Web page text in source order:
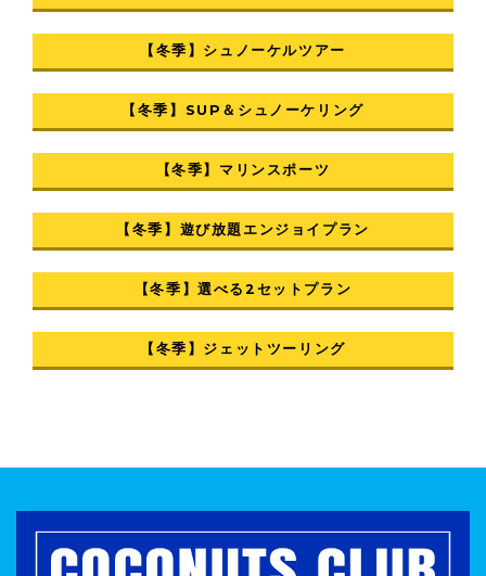
【冬季】シュノーケルツアー
【冬季】SUP＆シュノーケリング
【冬季】マリンスポーツ
【冬季】遊び放題エンジョイプラン
【冬季】選べる2セットプラン
【冬季】ジェットツーリング